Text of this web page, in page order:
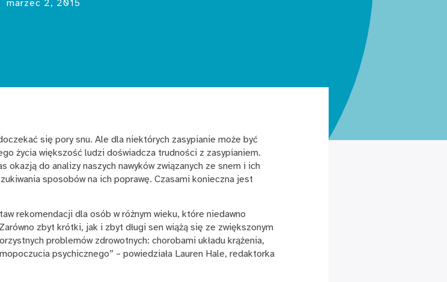
marzec 2, 2015
się pory snu. Ale dla niektórych zasypianie może być
życia większość ludzi doświadcza trudności z zasypianiem.
okazją do analizy naszych nawyków związanych ze snem i ich
sposobów na ich poprawę. Czasami konieczna jest
rekomendacji dla osób w różnym wieku, które niedawno
zbyt krótki, jak i zbyt długi sen wiążą się ze zwiększonym
problemów zdrowotnych: chorobami układu krążenia,
psychicznego” – powiedziała Lauren Hale, redaktorka